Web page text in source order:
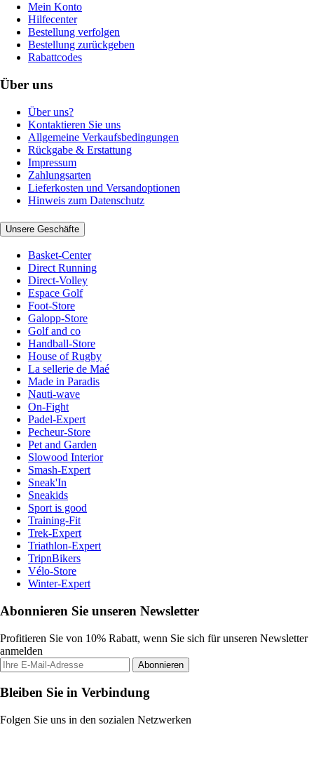
Mein Konto
Hilfecenter
Bestellung verfolgen
Bestellung zurückgeben
Rabattcodes
Über uns
Über uns?
Kontaktieren Sie uns
Allgemeine Verkaufsbedingungen
Rückgabe & Erstattung
Impressum
Zahlungsarten
Lieferkosten und Versandoptionen
Hinweis zum Datenschutz
Unsere Geschäfte
Basket-Center
Direct Running
Direct-Volley
Espace Golf
Foot-Store
Galopp-Store
Golf and co
Handball-Store
House of Rugby
La sellerie de Maé
Made in Paradis
Nauti-wave
On-Fight
Padel-Expert
Pecheur-Store
Pet and Garden
Slowood Interior
Smash-Expert
Sneak'In
Sneakids
Sport is good
Training-Fit
Trek-Expert
Triathlon-Expert
TripnBikers
Vélo-Store
Winter-Expert
Abonnieren Sie unseren Newsletter
Profitieren Sie von 10% Rabatt, wenn Sie sich für unseren Newsletter
anmelden
Abonnieren
Bleiben Sie in Verbindung
Folgen Sie uns in den sozialen Netzwerken